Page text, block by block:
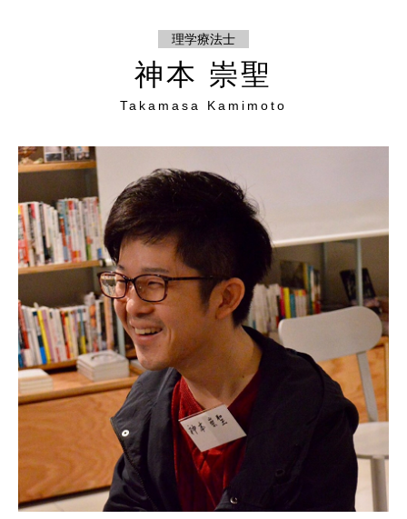
理学療法士
神本 崇聖
Takamasa Kamimoto